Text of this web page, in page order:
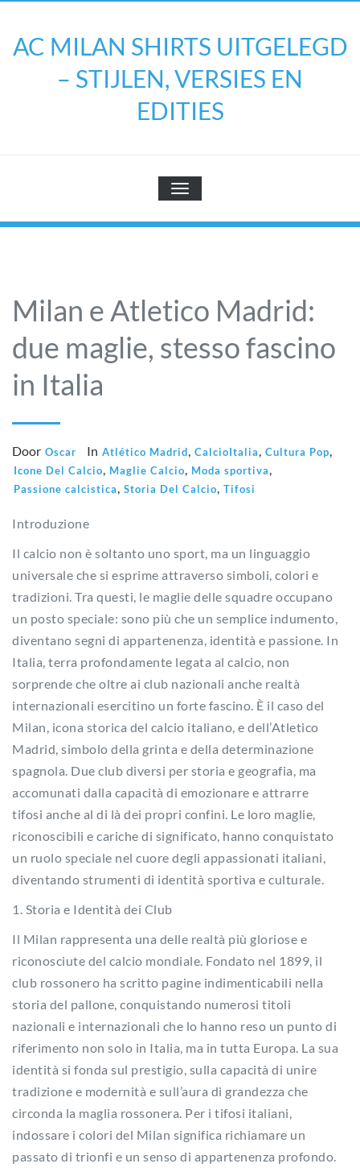
inhoud
AC MILAN SHIRTS UITGELEGD
– STIJLEN, VERSIES EN
EDITIES
TOGGLE NAVIGATIE
Milan e Atletico Madrid:
due maglie, stesso fascino
in Italia
Door Oscar In Atlético Madrid, CalcioItalia, Cultura Pop,
Icone Del Calcio, Maglie Calcio, Moda sportiva,
Passione calcistica, Storia Del Calcio, Tifosi
Introduzione
Il calcio non è soltanto uno sport, ma un linguaggio
universale che si esprime attraverso simboli, colori e
tradizioni. Tra questi, le maglie delle squadre occupano
un posto speciale: sono più che un semplice indumento,
diventano segni di appartenenza, identità e passione. In
Italia, terra profondamente legata al calcio, non
sorprende che oltre ai club nazionali anche realtà
internazionali esercitino un forte fascino. È il caso del
Milan, icona storica del calcio italiano, e dell’Atletico
Madrid, simbolo della grinta e della determinazione
spagnola. Due club diversi per storia e geografia, ma
accomunati dalla capacità di emozionare e attrarre
tifosi anche al di là dei propri confini. Le loro maglie,
riconoscibili e cariche di significato, hanno conquistato
un ruolo speciale nel cuore degli appassionati italiani,
diventando strumenti di identità sportiva e culturale.
1. Storia e Identità dei Club
Il Milan rappresenta una delle realtà più gloriose e
riconosciute del calcio mondiale. Fondato nel 1899, il
club rossonero ha scritto pagine indimenticabili nella
storia del pallone, conquistando numerosi titoli
nazionali e internazionali che lo hanno reso un punto di
riferimento non solo in Italia, ma in tutta Europa. La sua
identità si fonda sul prestigio, sulla capacità di unire
tradizione e modernità e sull’aura di grandezza che
circonda la maglia rossonera. Per i tifosi italiani,
indossare i colori del Milan significa richiamare un
passato di trionfi e un senso di appartenenza profondo.